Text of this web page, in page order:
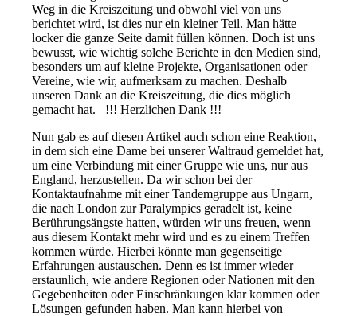
Weg in die Kreiszeitung und obwohl viel von uns
berichtet wird, ist dies nur ein kleiner Teil. Man hätte
locker die ganze Seite damit füllen können. Doch ist uns
bewusst, wie wichtig solche Berichte in den Medien sind,
besonders um auf kleine Projekte, Organisationen oder
Vereine, wie wir, aufmerksam zu machen. Deshalb
unseren Dank an die Kreiszeitung, die dies möglich
gemacht hat. !!! Herzlichen Dank !!!
Nun gab es auf diesen Artikel auch schon eine Reaktion,
in dem sich eine Dame bei unserer Waltraud gemeldet hat,
um eine Verbindung mit einer Gruppe wie uns, nur aus
England, herzustellen. Da wir schon bei der
Kontaktaufnahme mit einer Tandemgruppe aus Ungarn,
die nach London zur Paralympics geradelt ist, keine
Berührungsängste hatten, würden wir uns freuen, wenn
aus diesem Kontakt mehr wird und es zu einem Treffen
kommen würde. Hierbei könnte man gegenseitige
Erfahrungen austauschen. Denn es ist immer wieder
erstaunlich, wie andere Regionen oder Nationen mit den
Gegebenheiten oder Einschränkungen klar kommen oder
Lösungen gefunden haben. Man kann hierbei von